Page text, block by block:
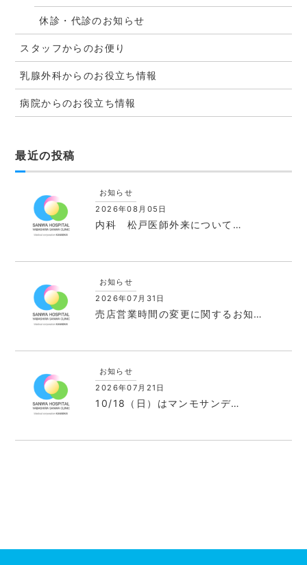
休診・代診のお知らせ
スタッフからのお便り
乳腺外科からのお役立ち情報
病院からのお役立ち情報
最近の投稿
お知らせ
2026年08月05日
内科 松戸医師外来について…
お知らせ
2026年07月31日
売店営業時間の変更に関するお知…
お知らせ
2026年07月21日
10/18（日）はマンモサンデ…